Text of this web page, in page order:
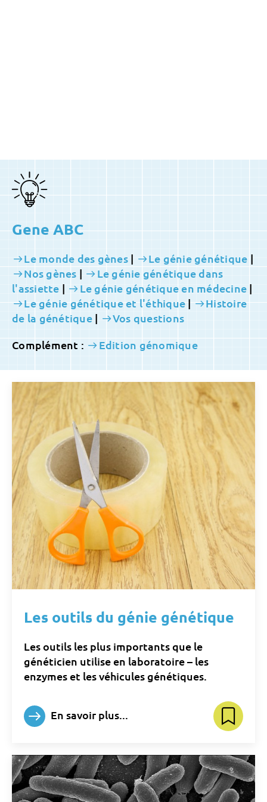
Gene ABC
Le monde des gènes| Le génie génétique |
Nos gènes |
Le génie génétique dans
l'assiette | Le génie génétique en médecine |
Le génie génétique et l'éthique|
Histoire
de la génétique|
Vos questions
Complément :
Edition génomique
Les outils du génie génétique
Les outils les plus importants que le
généticien utilise en laboratoire – les
enzymes et les véhicules génétiques.
En savoir plus...